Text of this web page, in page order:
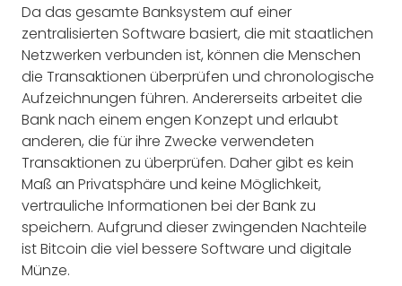
Da das gesamte Banksystem auf einer
zentralisierten Software basiert, die mit staatlichen
Netzwerken verbunden ist, können die Menschen
die Transaktionen überprüfen und chronologische
Aufzeichnungen führen. Andererseits arbeitet die
Bank nach einem engen Konzept und erlaubt
anderen, die für ihre Zwecke verwendeten
Transaktionen zu überprüfen. Daher gibt es kein
Maß an Privatsphäre und keine Möglichkeit,
vertrauliche Informationen bei der Bank zu
speichern. Aufgrund dieser zwingenden Nachteile
ist Bitcoin die viel bessere Software und digitale
Münze.